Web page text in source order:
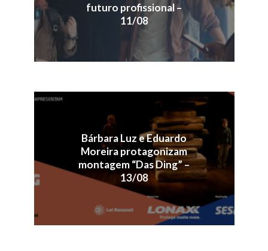
futuro profissional –
11/08
Bárbara Luz e Eduardo
Moreira protagonizam
montagem “Das Ding” –
13/08